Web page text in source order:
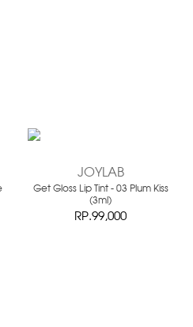
JOYLAB
Get Gloss Lip Tint - 03 Plum Kiss
(3ml)
RP.99,000